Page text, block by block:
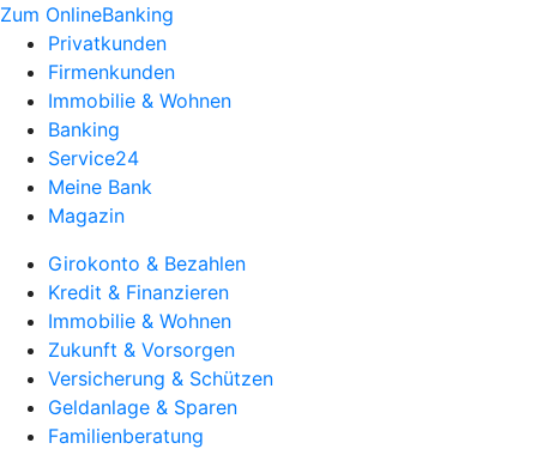
Zum OnlineBanking
Privatkunden
Firmenkunden
Immobilie & Wohnen
Banking
Service24
Meine Bank
Magazin
Girokonto & Bezahlen
Kredit & Finanzieren
Immobilie & Wohnen
Zukunft & Vorsorgen
Versicherung & Schützen
Geldanlage & Sparen
Familienberatung